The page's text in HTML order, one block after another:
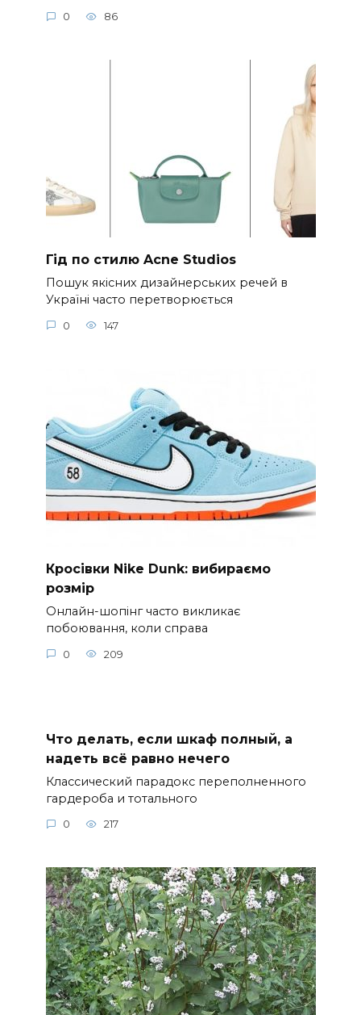
0 86
Гід по стилю Acne Studios
Пошук якісних дизайнерських речей в
Україні часто перетворюється
0 147
Кросівки Nike Dunk: вибираємо
розмір
Онлайн-шопінг часто викликає
побоювання, коли справа
0 209
Что делать, если шкаф полный, а
надеть всё равно нечего
Классический парадокс переполненного
гардероба и тотального
0 217